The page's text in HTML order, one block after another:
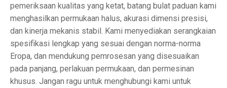
pemeriksaan kualitas yang ketat, batang bulat paduan kami
menghasilkan permukaan halus, akurasi dimensi presisi,
dan kinerja mekanis stabil. Kami menyediakan serangkaian
spesifikasi lengkap yang sesuai dengan norma-norma
Eropa, dan mendukung pemrosesan yang disesuaikan
pada panjang, perlakuan permukaan, dan permesinan
khusus. Jangan ragu untuk menghubungi kami untuk